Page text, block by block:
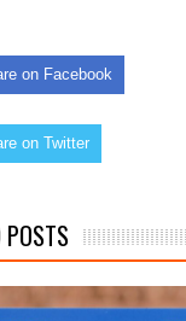
on Facebook
on Twitter
POSTS